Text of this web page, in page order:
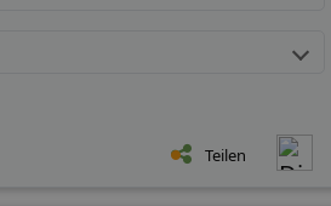
Teilen